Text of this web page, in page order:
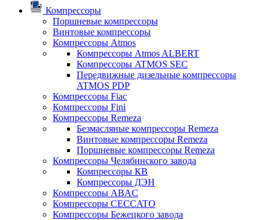
Компрессоры
Поршневые компрессоры
Винтовые компрессоры
Компрессоры Atmos
Компрессоры Atmos ALBERT
Компрессоры ATMOS SEC
Передвижные дизельные компрессоры
ATMOS PDP
Компрессоры Fiac
Компрессоры Fini
Компрессоры Remeza
Безмасляные компрессоры Remeza
Винтовые компрессоры Remeza
Поршневые компрессоры Remeza
Компрессоры Челябинского завода
Компрессоры КВ
Компрессоры ДЭН
Компрессоры ABAC
Компрессоры CECCATO
Компрессоры Бежецкого завода